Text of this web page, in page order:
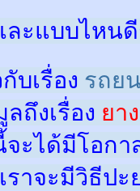
ละแบบไหน
บเรื่อง รถย
ถึงเรื่อง ยา
ะได้มีโอกา
าจะมีวิธีปะ